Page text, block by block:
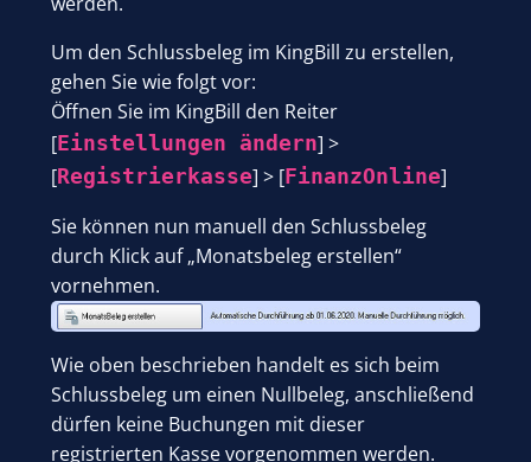
Um den Schlussbeleg im KingBill zu erstellen,
gehen Sie wie folgt vor:
Öffnen Sie im KingBill den Reiter
[Einstellungen ändern] >
[Registrierkasse] > [FinanzOnline]
Sie können nun manuell den Schlussbeleg
durch Klick auf „Monatsbeleg erstellen“
vornehmen.
Wie oben beschrieben handelt es sich beim
Schlussbeleg um einen Nullbeleg, anschließend
dürfen keine Buchungen mit dieser
registrierten Kasse vorgenommen werden.